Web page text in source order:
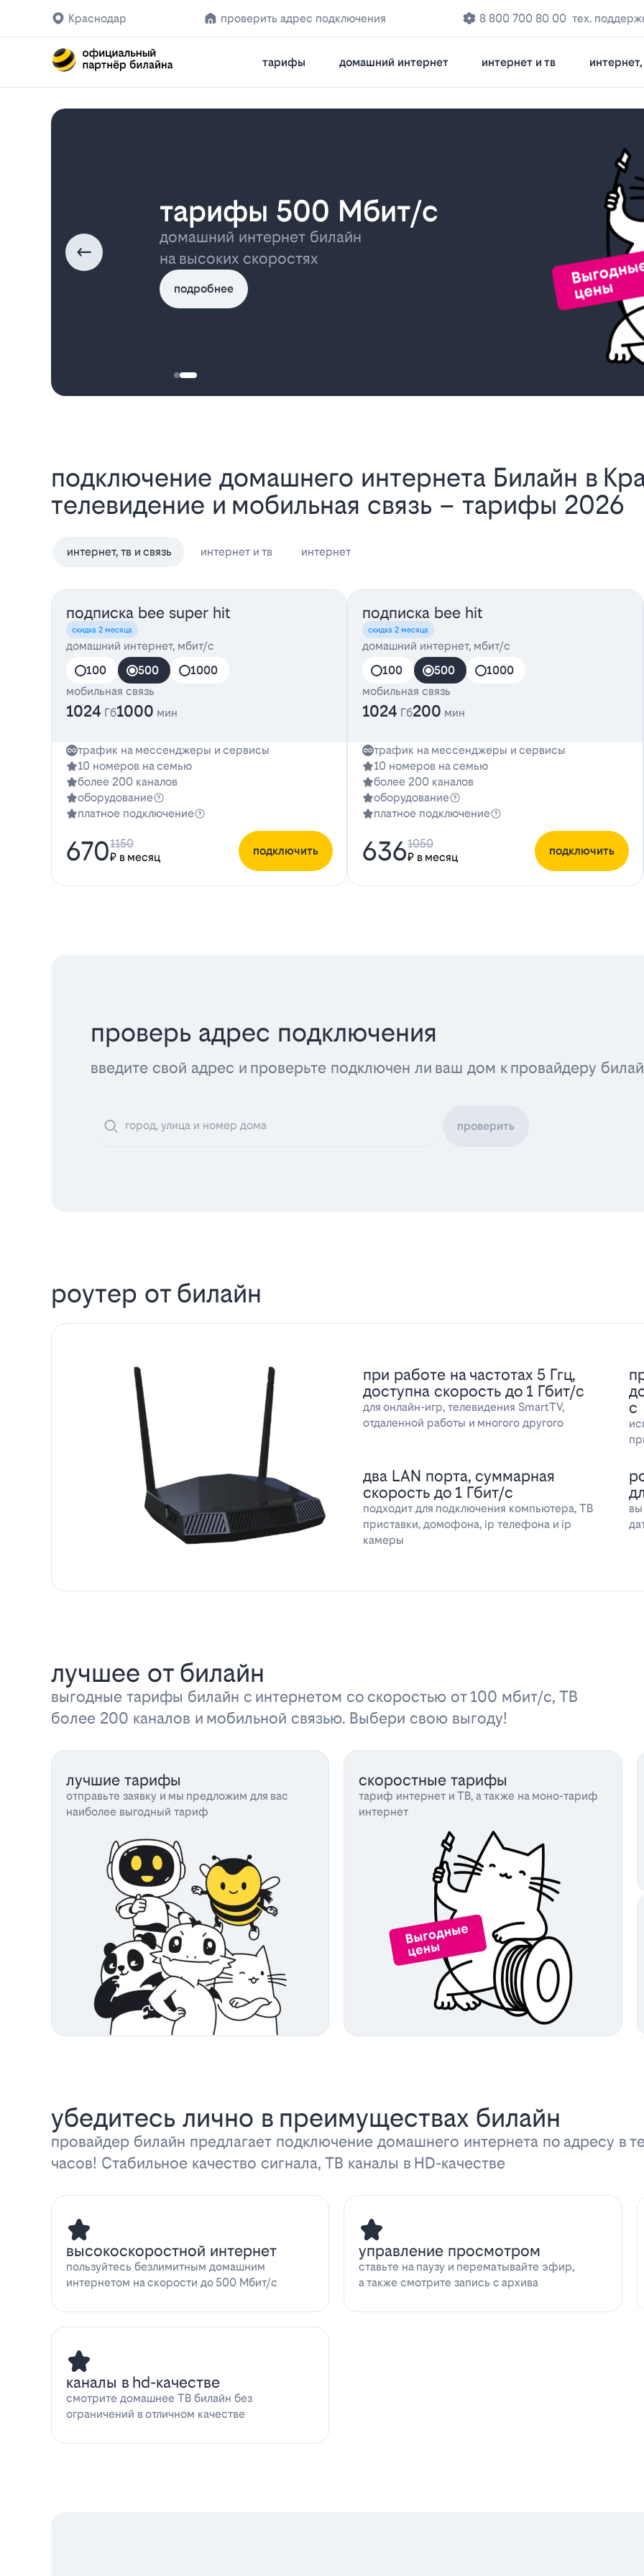
Краснодар проверить адрес подключения 8 800 700 80 00 тех.
тарифы домашний интернет интернет и тв
тарифы 500 Мбит/с
домашний интернет билайн
на высоких скоростях
подробнее
Подключение домашнего интернета Билайн в Краснодаре: интернет,
телевидение и мобильная связь – тарифы 2026
интернет, тв и связь интернет и тв интернет
подписка bee super hit
скидка 2 месяца
домашний интернет, мбит/с
100
500
1000
мобильная связь
1024 Гб1000 мин
трафик на мессенджеры и сервисы
10 номеров на семью
более 200 каналов
оборудование
платное подключение
670₽ в месяц
1150
подключить
подписка bee hit
скидка 2 месяца
домашний интернет, мбит/с
100
500
1000
мобильная связь
1024 Гб200 мин
трафик на мессенджеры и сервисы
10 номеров на семью
более 200 каналов
оборудование
платное подключение
636₽ в месяц
1050
подключить
проверь адрес подключения
введите свой адрес и проверьте подключен ли ваш дом к провайдеру
проверить
роутер от билайн
при работе на частотах 5 Ггц,
доступна скорость до 1 Гбит/с
для онлайн-игр, телевидения SmartTV,
отдаленной работы и многого другого
с
два LAN порта, суммарная
скорость до 1 Гбит/с
подходит для подключения компьютера, ТВ
приставки, домофона, ip телефона и ip
камеры
лучшее от билайн
выгодные тарифы билайн с интернетом со скоростью от 100 мбит/с, ТВ
более 200 каналов и мобильной связью. Выбери свою выгоду!
лучшие тарифы
отправьте заявку и мы предложим для вас
наиболее выгодный тариф
скоростные тарифы
тариф интернет и ТВ, а также на моно-тариф
интернет
убедитесь лично в преимуществах билайн
провайдер билайн предлагает подключение домашнего интернета по адресу в
часов! Стабильное качество сигнала, ТВ каналы в HD-качестве
высокоскоростной интернет
пользуйтесь безлимитным домашним
интернетом на скорости до 500 Мбит/с
управление просмотром
ставьте на паузу и перематывайте эфир,
а также смотрите запись с архива
каналы в hd-качестве
смотрите домашнее ТВ билайн без
ограничений в отличном качестве